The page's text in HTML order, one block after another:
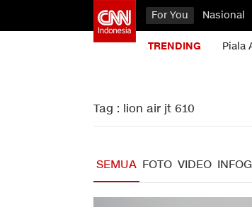
For You Nasional
TRENDING Piala
Tag : lion air jt 610
SEMUA FOTO VIDEO